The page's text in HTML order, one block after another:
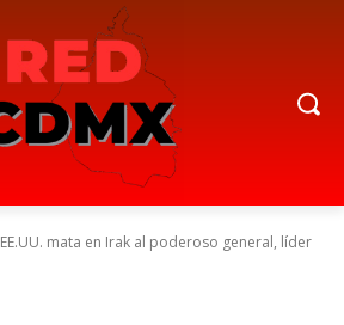
EE.UU. mata en Irak al poderoso general, líder